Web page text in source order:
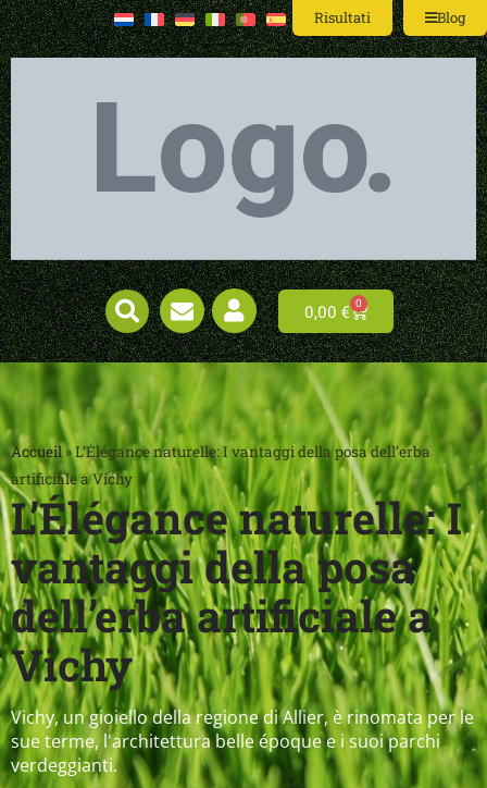
Risultati Blog
0,00 € 0
Accueil»L’Élégance naturelle: I vantaggi della posa dell’erba
artificiale a Vichy
L’Élégance naturelle: I
vantaggi della posa
dell’erba artificiale a
Vichy
Vichy, un gioiello della regione di Allier, è rinomata per le
sue terme, l'architettura belle époque e i suoi parchi
verdeggianti.